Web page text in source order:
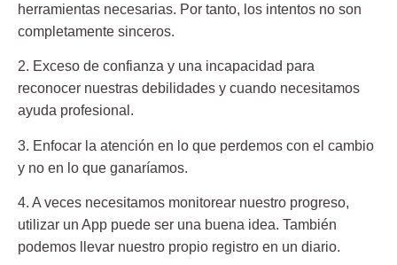
herramientas necesarias. Por tanto, los intentos no son
completamente sinceros.
2. Exceso de confianza y una incapacidad para
reconocer nuestras debilidades y cuando necesitamos
ayuda profesional.
3. Enfocar la atención en lo que perdemos con el cambio
y no en lo que ganaríamos.
4. A veces necesitamos monitorear nuestro progreso,
utilizar un App puede ser una buena idea. También
podemos llevar nuestro propio registro en un diario.